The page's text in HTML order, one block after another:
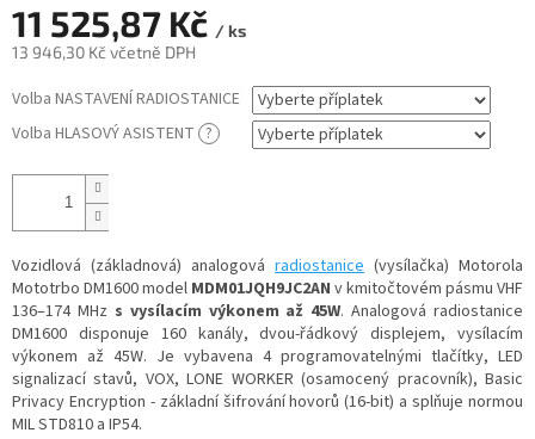
11 525,87 Kč / ks
13 946,30 Kč včetně DPH
cena:
Volba NASTAVENÍ RADIOSTANICE
Volba HLASOVÝ ASISTENT ?
Vozidlová (základnová) analogová radiostanice (vysílačka) Motorola
Mototrbo DM1600 model MDM01JQH9JC2AN v kmitočtovém pásmu VHF
136–174 MHz s vysílacím výkonem až 45W. Analogová radiostanice
DM1600 disponuje 160 kanály, dvou-řádkový displejem, vysílacím
výkonem až 45W. Je vybavena 4 programovatelnými tlačítky, LED
signalizací stavů, VOX, LONE WORKER (osamocený pracovník), Basic
Privacy Encryption - základní šifrování hovorů (16-bit) a splňuje normou
MIL STD810 a IP54.